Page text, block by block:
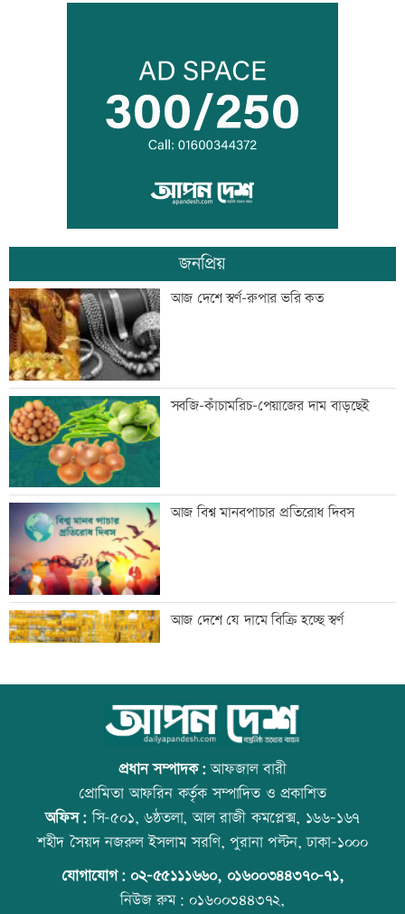
রাষ্ট্রবিরোধী তৎপরতায় ৪০৪ শিক্ষক, ইবি
জিয়া পরিষদের নিন্দা
২৩তম রাষ্ট্রপতি নির্বাচন ২০ আগস্ট: ইসি
ভিসা নিয়ে প্রতারণা, ভারতীয় হাইকমিশনের
সতর্কবার্তা
জুলাইয়ে সড়কে ঝরেছে ৪১৬ প্রাণ
জুলাই স্মৃতি জাদুঘর উন্মুক্ত, প্রথম দিনেই
উপচে পড়া ভিড়
জোড়া গোলে মেসির নতুন রেকর্ড
ঢাকার চারপাশের নদীদূষণ রোধে
কর্মপরিকল্পনার নির্দেশ
গণভোটের রায় বাস্তবায়নে ১১ দলের লংমার্চের
ঘোষণা
জনপ্রিয়
আজ দেশে স্বর্ণ-রুপার ভরি কত
সবজি-কাঁচামরিচ-পেয়াজের দাম বাড়ছেই
আজ বিশ্ব মানবপাচার প্রতিরোধ দিবস
আজ দেশে যে দামে বিক্রি হচ্ছে স্বর্ণ
আজ বিশ্ব বন্ধু দিবস
প্রতিমন্ত্রীকে ঘিরে ভাইরাল ভিডিওতে ছবি
জুড়ে অপপ্রচার: এলিন
প্রধান সম্পাদক:আফজাল বারী
প্রোমিতা আফরিন কর্তৃক সম্পাদিত ও প্রকাশিত
অফিস:সি-৫০১, ৬ষ্ঠতলা, আল রাজী কমপ্লেক্স, ১৬৬-১৬৭
শহীদ সৈয়দ নজরুল ইসলাম সরণি, পুরানা পল্টন, ঢাকা-১০০০
যোগাযোগ: ০২-৫৫১১১৬৬০, ০১৬০০৩৪৪৩৭০-৭১,
নিউজ রুম:০১৬০০৩৪৪৩৭২,